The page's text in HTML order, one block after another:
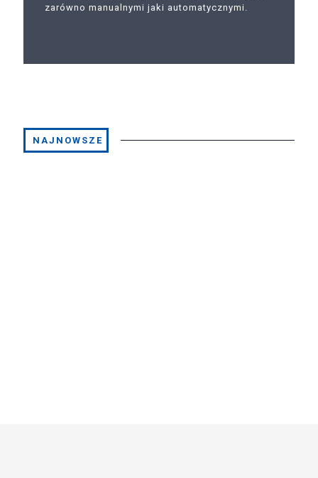
zarówno manualnymi jaki automatycznymi.
NAJNOWSZE